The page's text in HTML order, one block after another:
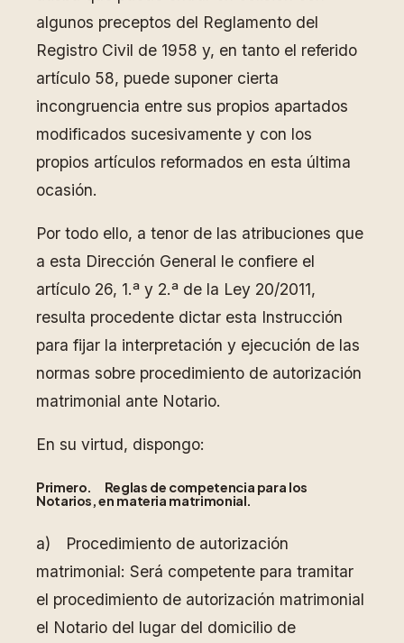
algunos preceptos del Reglamento del
Registro Civil de 1958 y, en tanto el referido
artículo 58, puede suponer cierta
incongruencia entre sus propios apartados
modificados sucesivamente y con los
propios artículos reformados en esta última
ocasión.
Por todo ello, a tenor de las atribuciones que
a esta Dirección General le confiere el
artículo 26, 1.ª y 2.ª de la Ley 20/2011,
resulta procedente dictar esta Instrucción
para fijar la interpretación y ejecución de las
normas sobre procedimiento de autorización
matrimonial ante Notario.
En su virtud, dispongo:
Primero. Reglas de competencia para los
Notarios, en materia matrimonial.
a) Procedimiento de autorización
matrimonial: Será competente para tramitar
el procedimiento de autorización matrimonial
el Notario del lugar del domicilio de